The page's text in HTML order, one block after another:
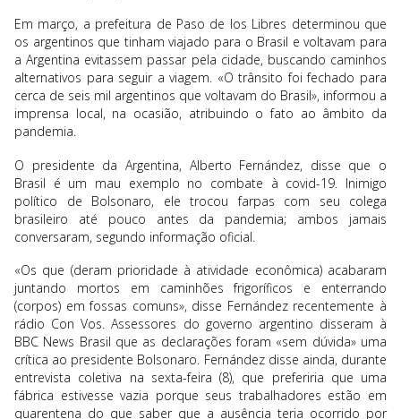
Em março, a prefeitura de Paso de los Libres determinou que
os argentinos que tinham viajado para o Brasil e voltavam para
a Argentina evitassem passar pela cidade, buscando caminhos
alternativos para seguir a viagem. «O trânsito foi fechado para
cerca de seis mil argentinos que voltavam do Brasil», informou a
imprensa local, na ocasião, atribuindo o fato ao âmbito da
pandemia.
O presidente da Argentina, Alberto Fernández, disse que o
Brasil é um mau exemplo no combate à covid-19. Inimigo
político de Bolsonaro, ele trocou farpas com seu colega
brasileiro até pouco antes da pandemia; ambos jamais
conversaram, segundo informação oficial.
«Os que (deram prioridade à atividade econômica) acabaram
juntando mortos em caminhões frigoríficos e enterrando
(corpos) em fossas comuns», disse Fernández recentemente à
rádio Con Vos. Assessores do governo argentino disseram à
BBC News Brasil que as declarações foram «sem dúvida» uma
crítica ao presidente Bolsonaro. Fernández disse ainda, durante
entrevista coletiva na sexta-feira (8), que preferiria que uma
fábrica estivesse vazia porque seus trabalhadores estão em
quarentena do que saber que a ausência teria ocorrido por